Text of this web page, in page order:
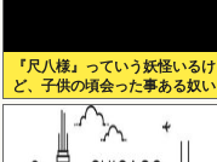
『尺八様』っていう妖怪いるけ
ど、子供の頃会った事ある奴い
る？？